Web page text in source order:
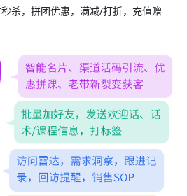
杀，拼团优惠，满减/打折，充值赠